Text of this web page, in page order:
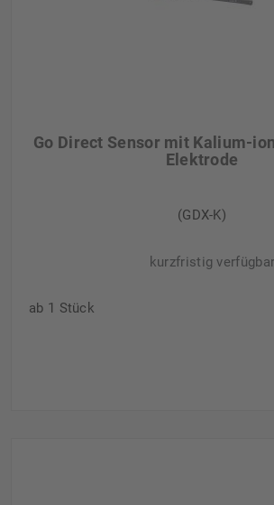
Go Direct Sensor mit Kalium-
Elektrode
(GDX-K)
kurzfristig verfügbar
ab 1 Stück